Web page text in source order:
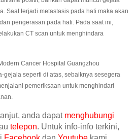
Saat terjadi metastasis pada hati maka akan
pengerasan pada hati. Pada saat ini,
CT scan untuk menghindara
Cancer Hospital Guangzhou
gejala seperti di atas, sebaiknya sesegera
pemeriksaan untuk menghindari
anda dapat menghubungi
telepon. Untuk info-info terkini,